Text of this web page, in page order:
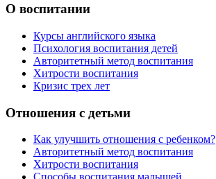
О воспитании
Курсы английского языка
Психология воспитания детей
Авторитетный метод воспитания
Хитрости воспитания
Кризис трех лет
Отношения с детьми
Как улучшить отношения с ребенком?
Авторитетный метод воспитания
Хитрости воспитания